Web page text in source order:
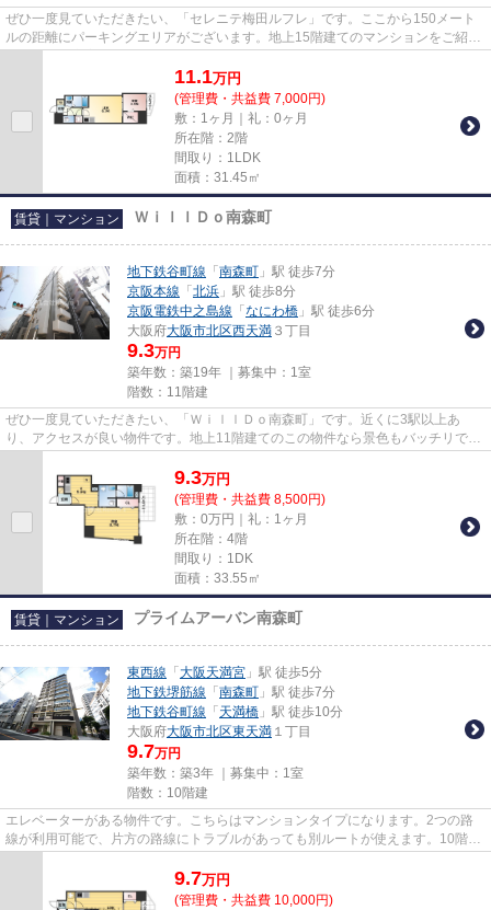
ぜひ一度見ていただきたい、「セレニテ梅田ルフレ」です。ここから150メート
ルの距離にパーキングエリアがございます。地上15階建てのマンションをご紹
11.1万円
(管理費・共益費 7,000円)
敷：1ヶ月｜礼：0ヶ月
所在階：2階
間取り：1LDK
面積：31.45㎡
賃貸｜マンション ＷｉｌｌＤｏ南森町
地下鉄谷町線 「 南森町 」駅 徒歩7分
京阪本線 「 北浜 」駅 徒歩8分
京阪電鉄中之島線 「 なにわ橋 」駅 徒歩6分
大阪府大阪市北区西天満 ３丁目
9.3万円
築年数：築19年 ｜募集中： 1室
階数：11階建
ぜひ一度見ていただきたい、「ＷｉｌｌＤｏ南森町」です。近くに3駅以上あ
り、アクセスが良い物件です。地上11階建てのこの物件なら景色もバッチリで
9.3万円
(管理費・共益費 8,500円)
敷：0万円｜礼：1ヶ月
所在階：4階
間取り：1DK
面積：33.55㎡
賃貸｜マンション プライムアーバン南森町
東西線 「 大阪天満宮 」駅 徒歩5分
地下鉄堺筋線 「 南森町 」駅 徒歩7分
地下鉄谷町線 「 天満橋 」駅 徒歩10分
大阪府大阪市北区東天満 １丁目
9.7万円
築年数：築3年 ｜募集中： 1室
階数：10階建
エレベーターがある物件です。こちらはマンションタイプになります。2つの路
線が利用可能で、片方の路線にトラブルがあっても別ルートが使えます。10階建
9.7万円
(管理費・共益費 10,000円)